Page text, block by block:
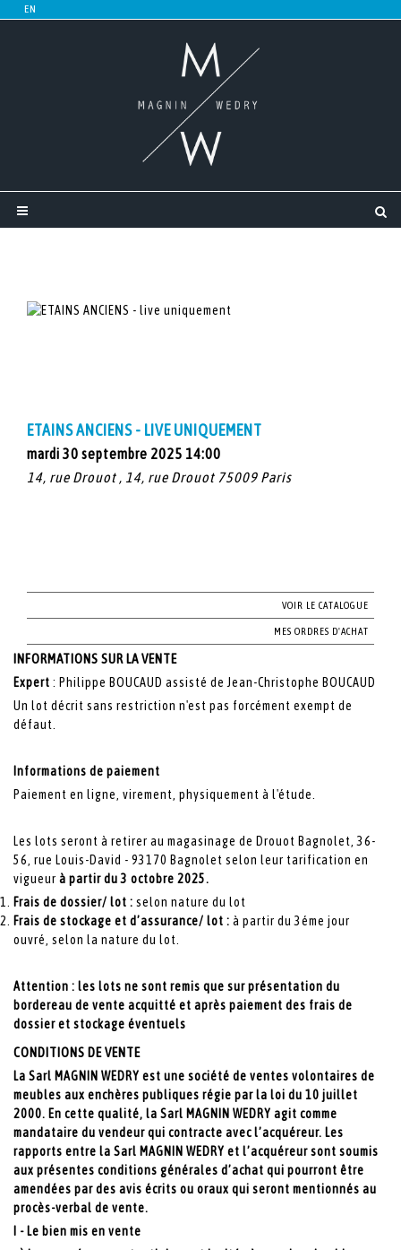
ETAINS ANCIENS - LIVE UNIQUEMENT
mardi 30 septembre 2025 14:00
14, rue Drouot , 14, rue Drouot 75009 Paris
VOIR LE CATALOGUE
MES ORDRES D'ACHAT
INFORMATIONS SUR LA VENTE
Expert : Philippe BOUCAUD assisté de Jean-Christophe BOUCAUD
Un lot décrit sans restriction n'est pas forcément exempt de
défaut.
Informations de paiement
Paiement en ligne, virement, physiquement à l'étude.
Les lots seront à retirer au magasinage de Drouot Bagnolet, 36-
56, rue Louis-David - 93170 Bagnolet selon leur tarification en
vigueur à partir du 3 octobre 2025.
Frais de dossier/ lot : selon nature du lot
Frais de stockage et d’assurance/ lot : à partir du 3éme jour
ouvré, selon la nature du lot.
Attention : les lots ne sont remis que sur présentation du
bordereau de vente acquitté et après paiement des frais de
dossier et stockage éventuels
CONDITIONS DE VENTE
La Sarl MAGNIN WEDRY est une société de ventes volontaires de
meubles aux enchères publiques régie par la loi du 10 juillet
2000. En cette qualité, la Sarl MAGNIN WEDRY agit comme
mandataire du vendeur qui contracte avec l’acquéreur. Les
rapports entre la Sarl MAGNIN WEDRY et l’acquéreur sont soumis
aux présentes conditions générales d’achat qui pourront être
amendées par des avis écrits ou oraux qui seront mentionnés au
procès-verbal de vente.
I - Le bien mis en vente